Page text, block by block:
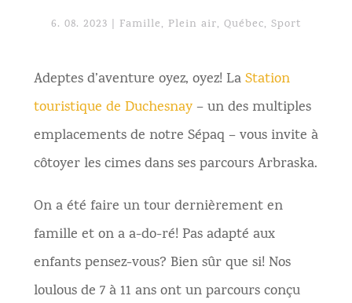
6. 08. 2023 Famille, Plein air, Québec, Sport
Adeptes d’aventure oyez, oyez! LaStation
touristique de Duchesnay– un des multiples
emplacements de notre Sépaq – vous invite à
côtoyer les cimes dans ses parcours Arbraska.
On a été faire un tour dernièrement en
famille et on a a-do-ré! Pas adapté aux
enfants pensez-vous? Bien sûr que si! Nos
loulous de 7 à 11 ans ont un parcours conçu